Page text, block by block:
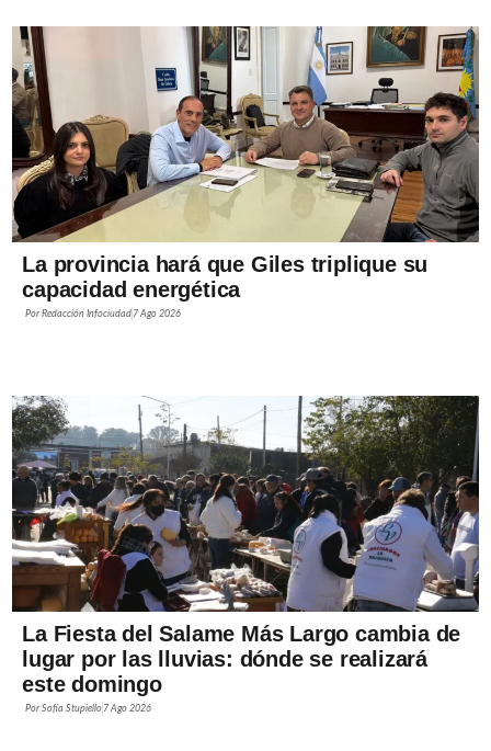
La provincia hará que Giles triplique su
capacidad energética
PorRedacción Infociudad 7 Ago 2026
La Fiesta del Salame Más Largo cambia de
lugar por las lluvias: dónde se realizará
este domingo
PorSofía Stupiello 7 Ago 2026